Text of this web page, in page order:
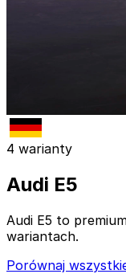
4 warianty
Audi E5
Audi E5 to
wariantach.
Porównaj